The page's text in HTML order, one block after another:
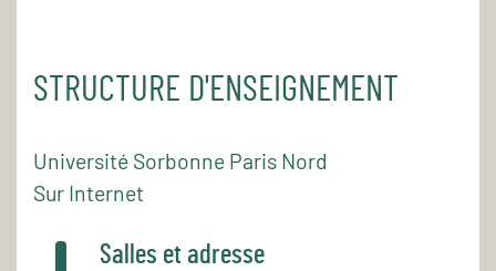
STRUCTURE D'ENSEIGNEMENT
Université Sorbonne Paris Nord
Sur Internet
Salles et adresse